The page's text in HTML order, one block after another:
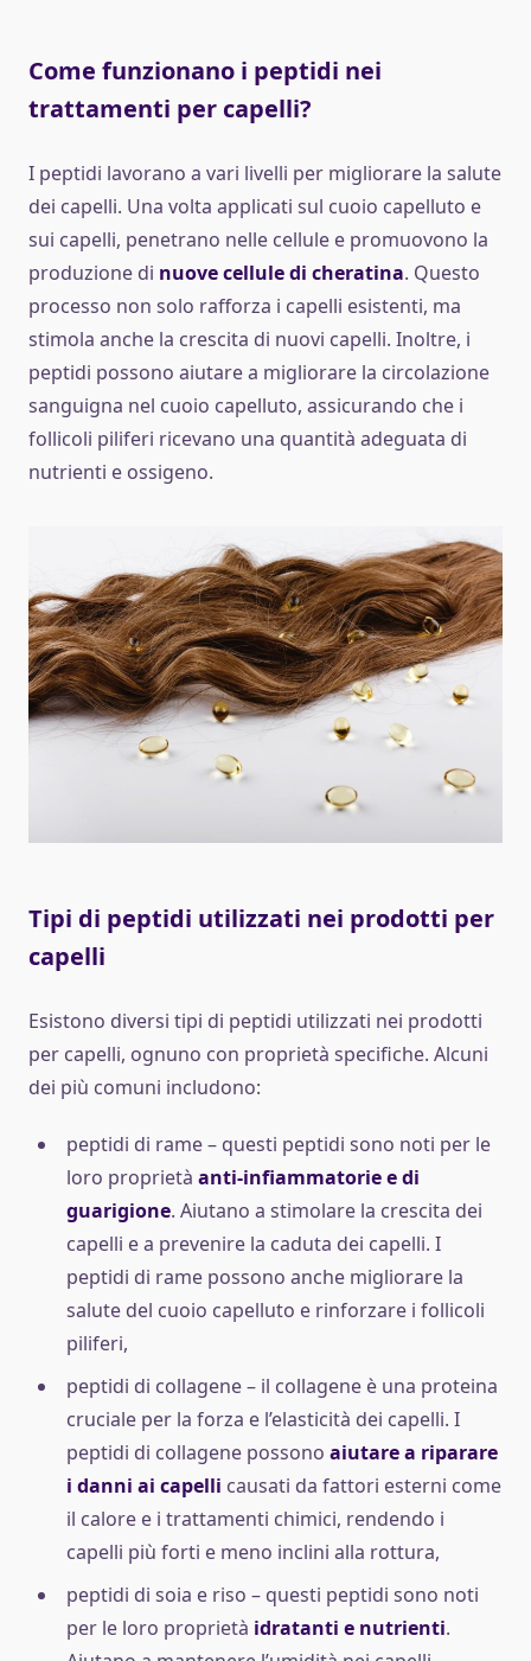
Come funzionano i peptidi nei
trattamenti per capelli?
I peptidi lavorano a vari livelli per migliorare la salute
dei capelli. Una volta applicati sul cuoio capelluto e
sui capelli, penetrano nelle cellule e promuovono la
produzione di nuove cellule di cheratina. Questo
processo non solo rafforza i capelli esistenti, ma
stimola anche la crescita di nuovi capelli. Inoltre, i
peptidi possono aiutare a migliorare la circolazione
sanguigna nel cuoio capelluto, assicurando che i
follicoli piliferi ricevano una quantità adeguata di
nutrienti e ossigeno.
Tipi di peptidi utilizzati nei prodotti per
capelli
Esistono diversi tipi di peptidi utilizzati nei prodotti
per capelli, ognuno con proprietà specifiche. Alcuni
dei più comuni includono:
peptidi di rame – questi peptidi sono noti per le
loro proprietà anti-infiammatorie e di
guarigione. Aiutano a stimolare la crescita dei
capelli e a prevenire la caduta dei capelli. I
peptidi di rame possono anche migliorare la
salute del cuoio capelluto e rinforzare i follicoli
piliferi,
peptidi di collagene – il collagene è una proteina
cruciale per la forza e l’elasticità dei capelli. I
peptidi di collagene possono aiutare a riparare
i danni ai capelli causati da fattori esterni come
il calore e i trattamenti chimici, rendendo i
capelli più forti e meno inclini alla rottura,
peptidi di soia e riso – questi peptidi sono noti
per le loro proprietà idratanti e nutrienti.